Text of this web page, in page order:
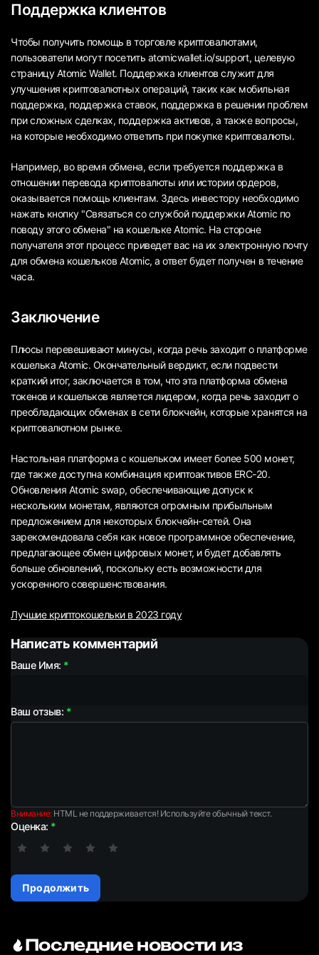
Поддержка клиентов
Чтобы получить помощь в торговле криптовалютами,
пользователи могут посетить atomicwallet.io/support, целевую
страницу Atomic Wallet. Поддержка клиентов служит для
улучшения криптовалютных операций, таких как мобильная
поддержка, поддержка ставок, поддержка в решении проблем
при сложных сделках, поддержка активов, а также вопросы,
на которые необходимо ответить при покупке криптовалюты.
Например, во время обмена, если требуется поддержка в
отношении перевода криптовалюты или истории ордеров,
оказывается помощь клиентам. Здесь инвестору необходимо
нажать кнопку "Связаться со службой поддержки Atomic по
поводу этого обмена" на кошельке Atomic. На стороне
получателя этот процесс приведет вас на их электронную почту
для обмена кошельков Atomic, а ответ будет получен в течение
часа.
Заключение
Плюсы перевешивают минусы, когда речь заходит о платформе
кошелька Atomic. Окончательный вердикт, если подвести
краткий итог, заключается в том, что эта платформа обмена
токенов и кошельков является лидером, когда речь заходит о
преобладающих обменах в сети блокчейн, которые хранятся на
криптовалютном рынке.
Настольная платформа с кошельком имеет более 500 монет,
где также доступна комбинация криптоактивов ERC-20.
Обновления Atomic swap, обеспечивающие допуск к
нескольким монетам, являются огромным прибыльным
предложением для некоторых блокчейн-сетей. Она
зарекомендовала себя как новое программное обеспечение,
предлагающее обмен цифровых монет, и будет добавлять
больше обновлений, поскольку есть возможности для
ускоренного совершенствования.
Лучшие криптокошельки в 2023 году
Написать комментарий
Ваше Имя:
Ваш отзыв:
Внимание:HTML не поддерживается! Используйте обычный текст.
Оценка:
Продолжить
Последние новости из